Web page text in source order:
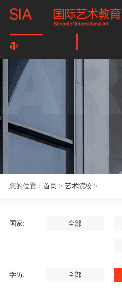
您的位置： 首页 > 艺术院校 >
国家: 全部
学历: 全部